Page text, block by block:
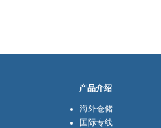
产品介绍
海外仓储
国际专线